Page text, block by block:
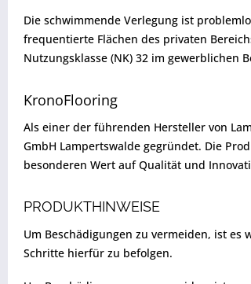
Die schwimmende Verlegung ist
frequentierte Flächen des privaten
Nutzungsklasse (NK) 32 im gewerblichen
KronoFlooring
Als einer der führenden Hersteller von
GmbH Lampertswalde gegründet. Die
besonderen Wert auf Qualität und
PRODUKTHINWEISE
Um Beschädigungen zu vermeiden, ist
Schritte hierfür zu befolgen.